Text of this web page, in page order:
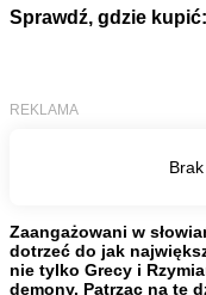
Sprawdź, gdzie kupić:
Zaangażowani w
dotrzeć do jak
nie tylko Grecy i
demony. Patrząc na te